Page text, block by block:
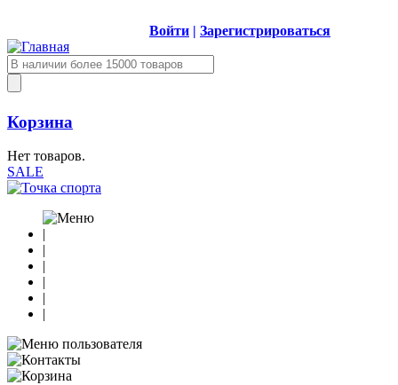
Войти | Зарегистрироваться
Корзина
Нет товаров.
SALE
|
|
|
|
|
|